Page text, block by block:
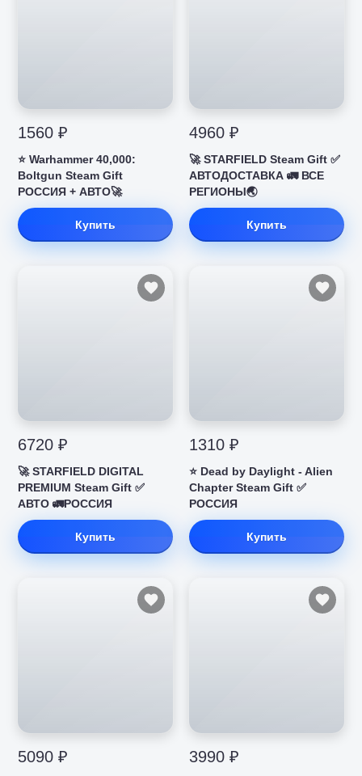
1560 ₽
⭐️ Warhammer 40,000:
Boltgun Steam Gift
РОССИЯ + АВТО🚀
Купить
4960 ₽
🚀 STARFIELD Steam Gift ✅
АВТОДОСТАВКА 🚛 ВСЕ
РЕГИОНЫ🌏
Купить
6720 ₽
🚀 STARFIELD DIGITAL
PREMIUM Steam Gift ✅
АВТО 🚛РОССИЯ
Купить
1310 ₽
⭐️ Dead by Daylight - Alien
Chapter Steam Gift ✅
РОССИЯ
Купить
5090 ₽ 3990 ₽